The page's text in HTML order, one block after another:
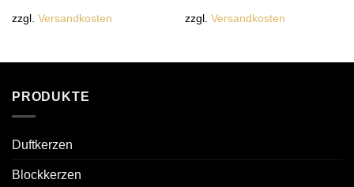
zzgl. Versandkosten zzgl. Versandkosten
PRODUKTE
Duftkerzen
Blockkerzen